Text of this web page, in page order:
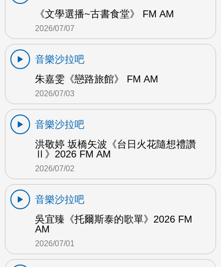
《文學選播~古書食堂》 FM AM
2026/07/07
音樂沙拉吧
朱嘉雯《戀路旅館》 FM AM
2026/07/03
音樂沙拉吧
洪敬婷 坂橋矢波《台日火花隨想禮讚
Ⅱ》2026 FM AM
2026/07/02
音樂沙拉吧
吳宜臻《托爾斯泰的歌單》2026 FM
AM
2026/07/01